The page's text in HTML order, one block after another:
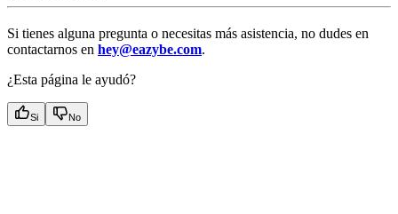
Si tienes alguna pregunta o necesitas más asistencia, no dudes en
contactarnos en hey@eazybe.com.
¿Esta página le ayudó?
Si No